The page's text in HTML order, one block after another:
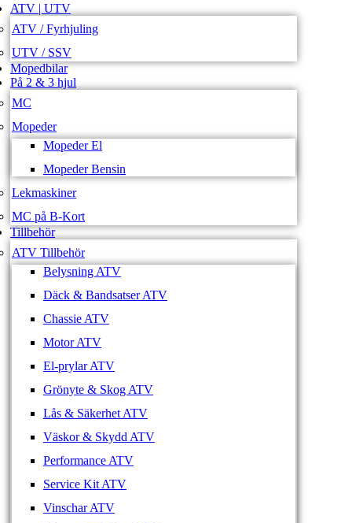
ATV | UTV
ATV / Fyrhjuling
UTV / SSV
Mopedbilar
På 2 & 3 hjul
MC
Mopeder
Mopeder El
Mopeder Bensin
Lekmaskiner
MC på B-Kort
Tillbehör
ATV Tillbehör
Belysning ATV
Däck & Bandsatser ATV
Chassie ATV
Motor ATV
El-prylar ATV
Grönyte & Skog ATV
Lås & Säkerhet ATV
Väskor & Skydd ATV
Performance ATV
Service Kit ATV
Vinschar ATV